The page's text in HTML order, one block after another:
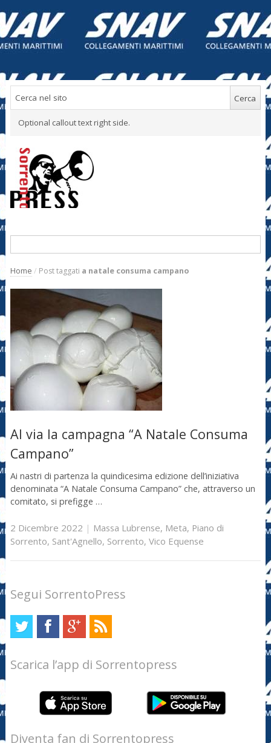
Optional callout text right side.
Home / Post taggati a natale consuma campano
Al via la campagna “A Natale Consuma
Campano”
Ai nastri di partenza la quindicesima edizione dell’iniziativa
denominata “A Natale Consuma Campano” che, attraverso un
comitato, si prefigge …
2 Dicembre 2022 | Massa Lubrense, Meta, Piano di
Sorrento, Sant'Agnello, Sorrento, Vico Equense
Segui SorrentoPress
Scarica l’app di Sorrentopress
Diventa fan di Sorrentopress